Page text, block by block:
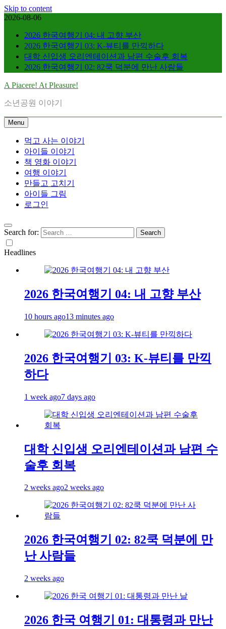
Skip to content
2026-08-06
2026 한국여행기 04: 내 고향 부산
2026 한국여행기 03: K-뷰티를 만끽하다
대학 신입생 오리엔테이션과 남편 수술후 회복
2026 한국여행기 02: 82쿡 덕분에 만난 사람들
A Piacere! At Pleasure!
소년공원 이야기
Menu
먹고 사는 이야기
아이들 이야기
책 영화 이야기
여행 이야기
만들고 고치기
아이들 그림
로그인
Search for:
Headlines
2026 한국여행기 04: 내 고향 부산
10 hours ago13 minutes ago
2026 한국여행기 03: K-뷰티를 만끽
하다
1 week ago7 days ago
대학 신입생 오리엔테이션과 남편 수
술후 회복
2 weeks ago2 weeks ago
2026 한국여행기 02: 82쿡 덕분에 만
난 사람들
2 weeks ago
2026 한국 여행기 01: 대통령과 만난